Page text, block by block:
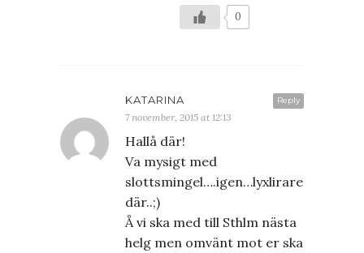
0
Reply
KATARINA
7 november, 2015 at 12:13
Hallå där!
Va mysigt med
slottsmingel….igen…lyxlirare
där..;)
Å vi ska med till Sthlm nästa
helg men omvänt mot er ska